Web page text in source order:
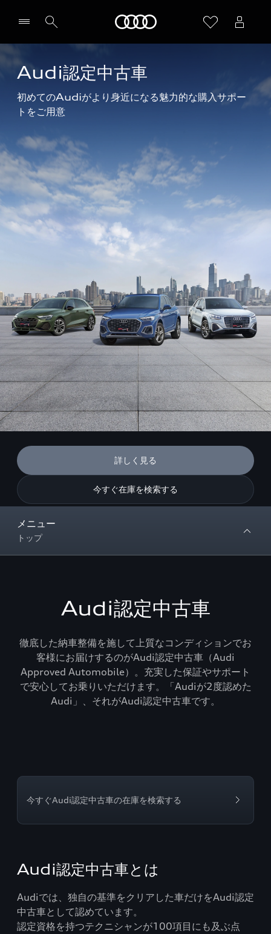
Audi認定中古車
初めてのAudiがより身近になる魅力的な購入サポー
トをご用意
詳しく見る
今すぐ在庫を検索する
メニュー
トップ
Audi認定中古車
徹底した納車整備を施して上質なコンディションでお
客様にお届けするのがAudi認定中古車（Audi
Approved Automobile）。充実した保証やサポート
で安心してお乗りいただけます。「Audiが2度認めた
Audi」、それがAudi認定中古車です。
今すぐAudi認定中古車の在庫を検索する
Audi認定中古車とは
Audiでは、独自の基準をクリアした車だけをAudi認定
中古車として認めています。
認定資格を持つテクニシャンが100項目にも及ぶ点